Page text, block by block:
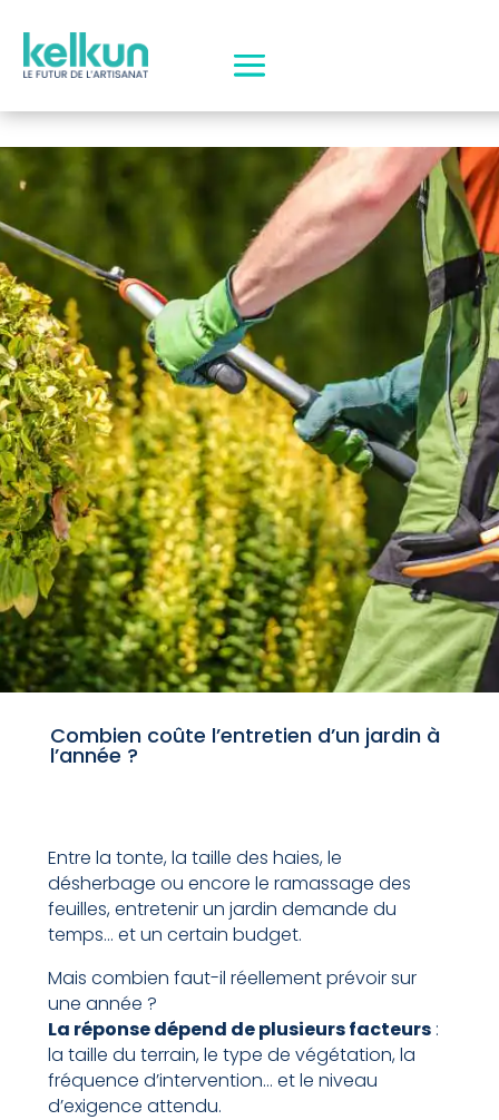
Combien coûte l’entretien d’un jardin à
l’année ?
Entre la tonte, la taille des haies, le
désherbage ou encore le ramassage des
feuilles, entretenir un jardin demande du
temps… et un certain budget.
Mais combien faut-il réellement prévoir sur
une année ?
La réponse dépend de plusieurs facteurs:
la taille du terrain, le type de végétation, la
fréquence d’intervention… et le niveau
d’exigence attendu.